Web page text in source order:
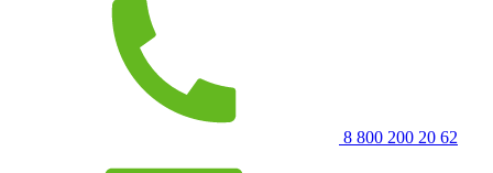
8 800 200 20 62